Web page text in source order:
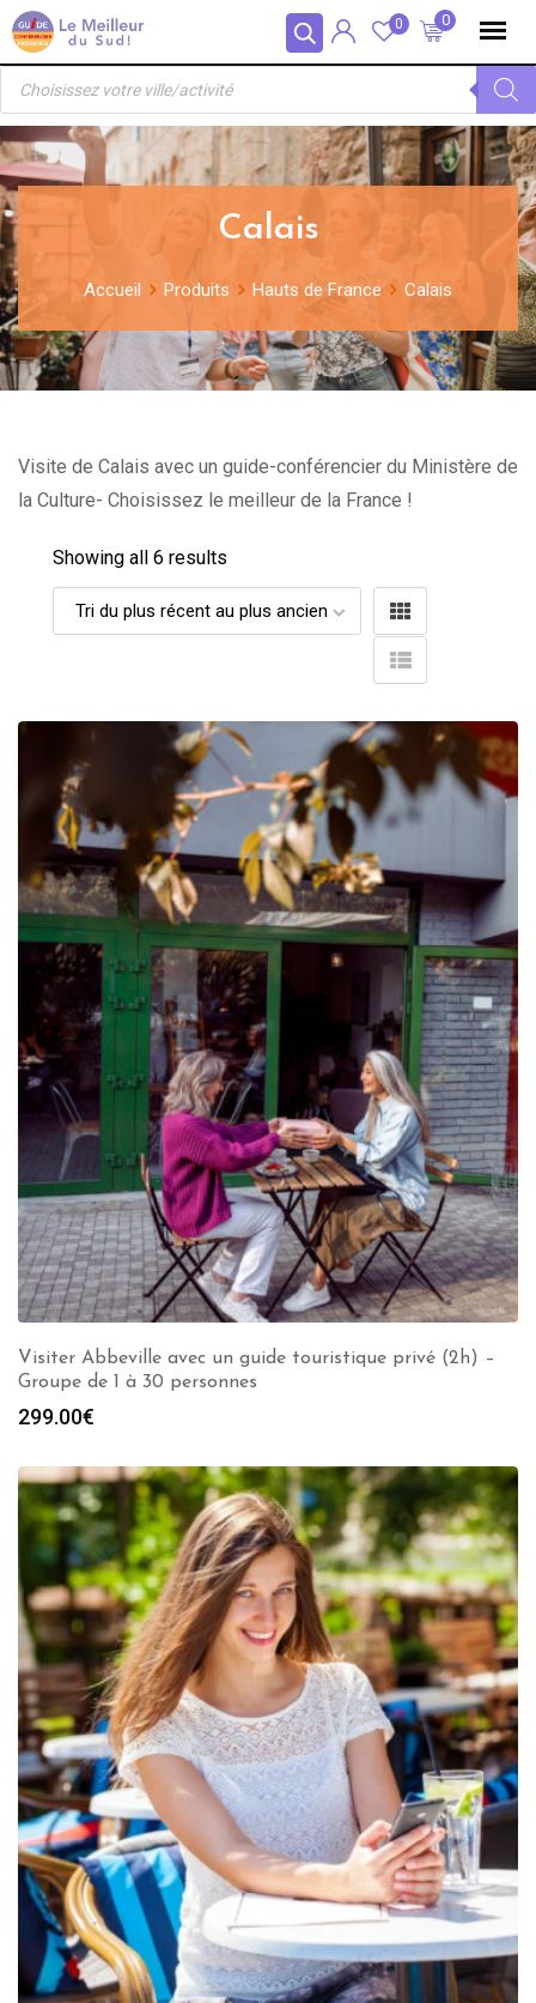
Panneau de gestion des cookies
Skip
to
content
0
0
Recherche
produits
Calais
Accueil Produits Hauts de France Calais
Visite de Calais avec un guide-conférencier du Ministère de
la Culture- Choisissez le meilleur de la France !
Showing all 6 results
Visiter Abbeville avec un guide touristique privé (2h) –
Groupe de 1 à 30 personnes
299.00€